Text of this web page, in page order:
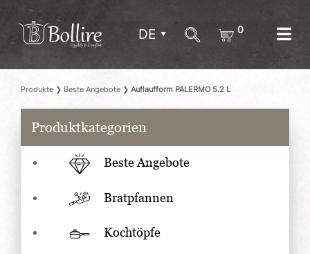
DE 0
Produkte ❯ Beste Angebote ❯ Auflaufform PALERMO 5.2 L
Produktkategorien
Beste Angebote
Bratpfannen
Kochtöpfe